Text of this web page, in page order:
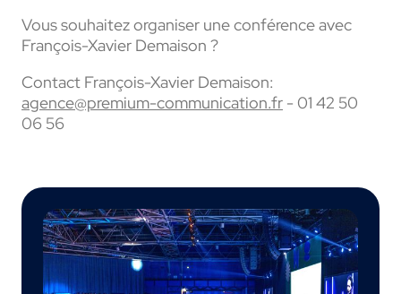
Vous souhaitez organiser une conférence avec
François-Xavier Demaison ?
Contact François-Xavier Demaison:
agence@premium-communication.fr - 01 42 50
06 56